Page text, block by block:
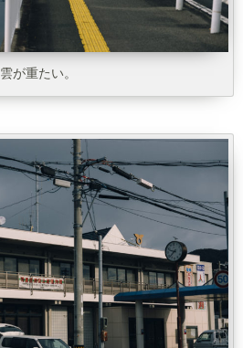
雲が重たい。